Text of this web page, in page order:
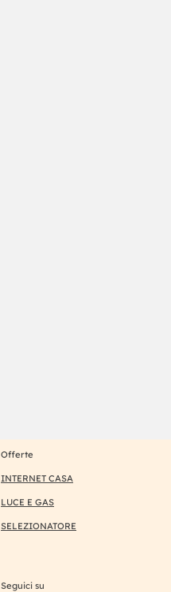
Offerte
INTERNET CASA
LUCE E GAS
SELEZIONATORE
Seguici su